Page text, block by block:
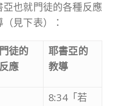
也就門徒的各種反應
見下表）：
門徒的
反應
耶書亞的
教導
8:34「若